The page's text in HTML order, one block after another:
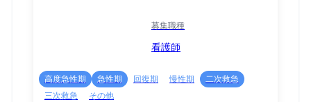
募集職種
看護師
高度急性期 急性期 回復期 慢性期
二次救急
三次救急
その他